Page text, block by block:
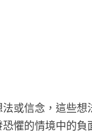
或信念，這些
懼的情境中的